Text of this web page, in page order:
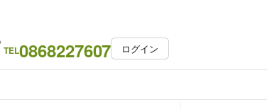
TEL0868227607 ログイン